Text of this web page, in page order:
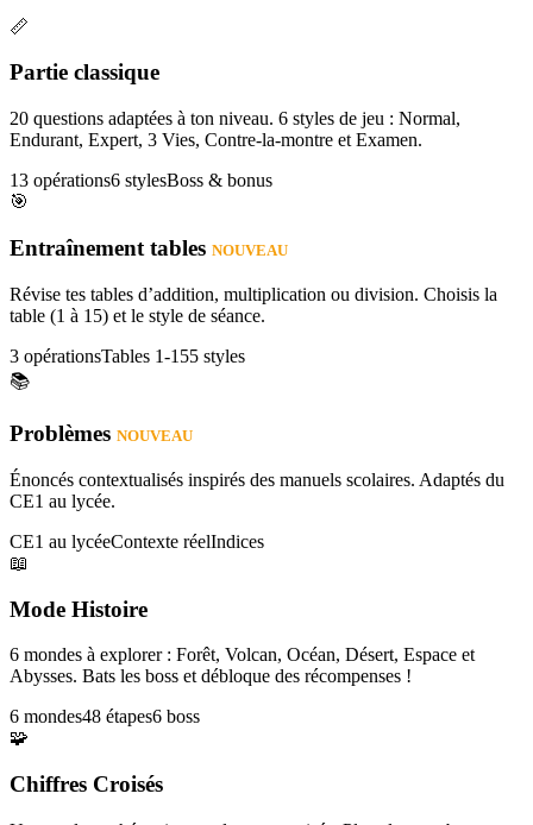
📏
Partie classique
20 questions adaptées à ton niveau. 6 styles de jeu : Normal,
Endurant, Expert, 3 Vies, Contre-la-montre et Examen.
13 opérations6 stylesBoss & bonus
🎯
Entraînement tables NOUVEAU
Révise tes tables d’addition, multiplication ou division. Choisis la
table (1 à 15) et le style de séance.
3 opérationsTables 1-155 styles
📚
Problèmes NOUVEAU
Énoncés contextualisés inspirés des manuels scolaires. Adaptés du
CE1 au lycée.
CE1 au lycéeContexte réelIndices
📖
Mode Histoire
6 mondes à explorer : Forêt, Volcan, Océan, Désert, Espace et
Abysses. Bats les boss et débloque des récompenses !
6 mondes48 étapes6 boss
🧩
Chiffres Croisés